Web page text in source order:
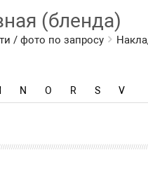
(бленда)
/ фото по запросу
N O R S V